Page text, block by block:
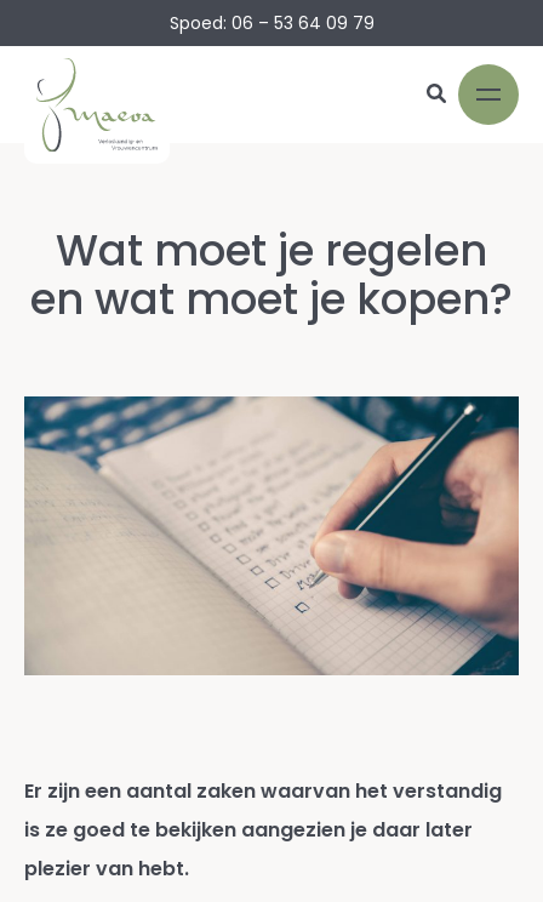
Spoed: 06 – 53 64 09 79
Wat moet je regelen
en wat moet je kopen?
Er zijn een aantal zaken waarvan het verstandig
is ze goed te bekijken aangezien je daar later
plezier van hebt.